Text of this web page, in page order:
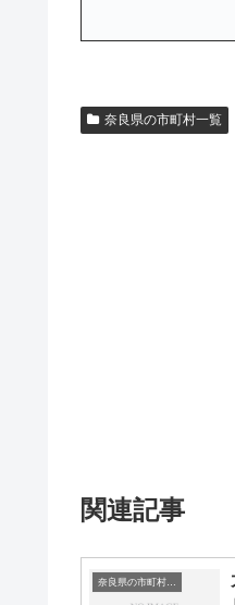
奈良県の市町村一覧
関連記事
奈良県の市町村一覧